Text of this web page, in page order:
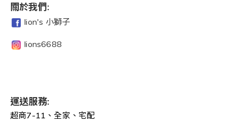
關於我們:
lion's 小獅子
lions6688
運送服務:
超商7-11、全家、宅配